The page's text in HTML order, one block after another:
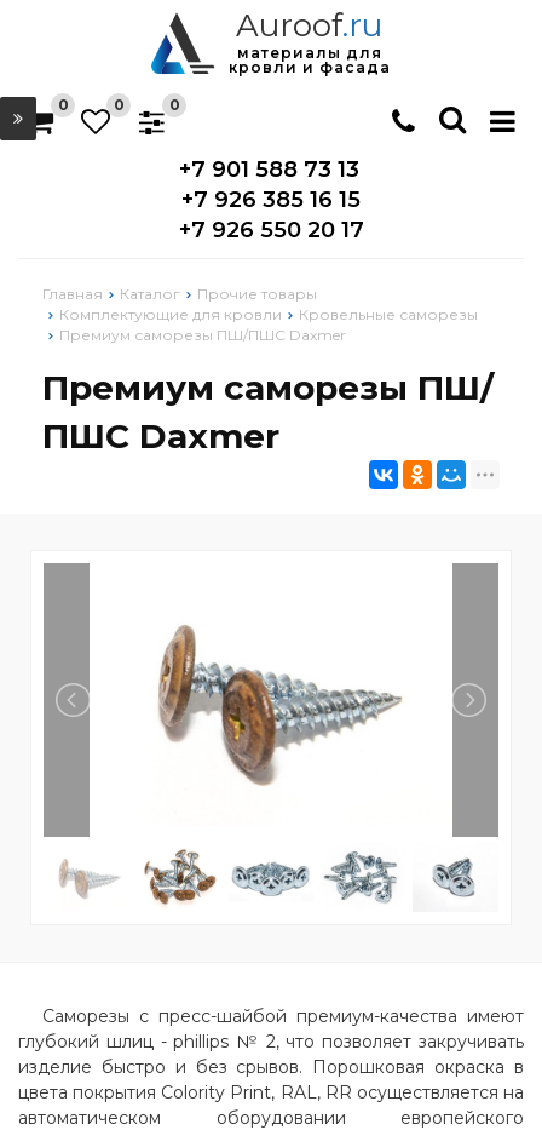
Auroof.ru
материалы для
кровли и фасада
+7 901 588 73 13
+7 926 385 16 15
+7 926 550 20 17
0 0 0
Главная Каталог
Прочие товары
Комплектующие для кровли
Кровельные саморезы
Премиум саморезы ПШ/ПШС Daxmer
Премиум саморезы ПШ/
ПШС Daxmer
Саморезы с пресс-шайбой премиум-качества имеют
глубокий шлиц - phillips № 2, что позволяет закручивать
изделие быстро и без срывов. Порошковая окраска в
цвета покрытия Colority Print, RAL, RR осуществляется на
автоматическом оборудовании европейского